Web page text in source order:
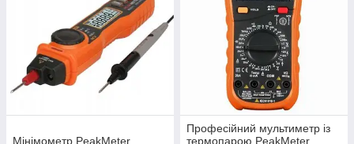
Мінімометр PeakMeter
Професійний мультиметр із
термопарою PeakMeter